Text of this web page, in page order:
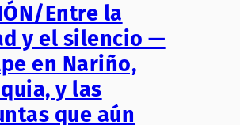
Entre la
y el silencio —
en Nariño,
y las
que aún